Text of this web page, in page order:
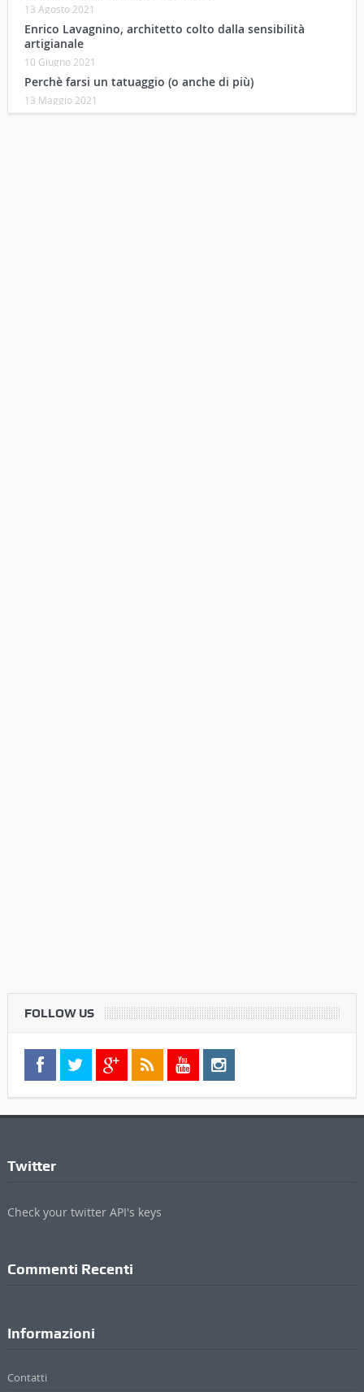
13 Agosto 2021
Enrico Lavagnino, architetto colto dalla sensibilità
artigianale
10 Giugno 2021
Perchè farsi un tatuaggio (o anche di più)
13 Maggio 2021
FOLLOW US
Twitter
Check your twitter API's keys
Commenti Recenti
Informazioni
Contatti